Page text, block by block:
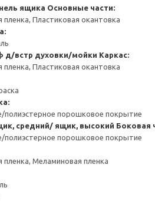
ящика Основные части:
Пластиковая окантовка
д/встр духовки/мойки Каркас:
Пластиковая окантовка
полиэстерное порошковое покрытие
средний/ ящик, высокий Боковая
полиэстерное порошковое покрытие
Меламиновая пленка